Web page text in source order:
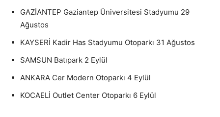
GAZİANTEP Gaziantep Üniversitesi Stadyumu 29
Ağustos
KAYSERİ Kadir Has Stadyumu Otoparkı 31 Ağustos
SAMSUN Batıpark 2 Eylül
ANKARA Cer Modern Otoparkı 4 Eylül
KOCAELİ Outlet Center Otoparkı 6 Eylül